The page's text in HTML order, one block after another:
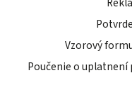
Vzorový
Poučenie o